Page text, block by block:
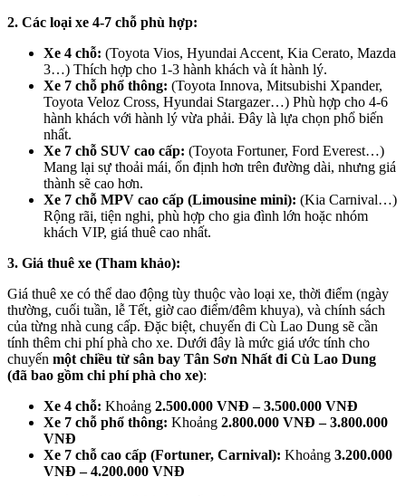
2. Các loại xe 4-7 chỗ phù hợp:
Xe 4 chỗ: (Toyota Vios, Hyundai Accent, Kia Cerato, Mazda
3…) Thích hợp cho 1-3 hành khách và ít hành lý.
Xe 7 chỗ phổ thông: (Toyota Innova, Mitsubishi Xpander,
Toyota Veloz Cross, Hyundai Stargazer…) Phù hợp cho 4-6
hành khách với hành lý vừa phải. Đây là lựa chọn phổ biến
nhất.
Xe 7 chỗ SUV cao cấp: (Toyota Fortuner, Ford Everest…)
Mang lại sự thoải mái, ổn định hơn trên đường dài, nhưng giá
thành sẽ cao hơn.
Xe 7 chỗ MPV cao cấp (Limousine mini): (Kia Carnival…)
Rộng rãi, tiện nghi, phù hợp cho gia đình lớn hoặc nhóm
khách VIP, giá thuê cao nhất.
3. Giá thuê xe (Tham khảo):
Giá thuê xe có thể dao động tùy thuộc vào loại xe, thời điểm (ngày
thường, cuối tuần, lễ Tết, giờ cao điểm/đêm khuya), và chính sách
của từng nhà cung cấp. Đặc biệt, chuyến đi Cù Lao Dung sẽ cần
tính thêm chi phí phà cho xe. Dưới đây là mức giá ước tính cho
chuyến một chiều từ sân bay Tân Sơn Nhất đi Cù Lao Dung
(đã bao gồm chi phí phà cho xe):
Xe 4 chỗ: Khoảng 2.500.000 VNĐ – 3.500.000 VNĐ
Xe 7 chỗ phổ thông: Khoảng 2.800.000 VNĐ – 3.800.000
VNĐ
Xe 7 chỗ cao cấp (Fortuner, Carnival): Khoảng 3.200.000
VNĐ – 4.200.000 VNĐ